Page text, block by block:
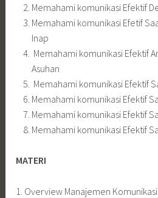
Memahami komunikasi Efektif
Memahami komunikasi Efetif
Inap
Memahami komunikasi Efektif
Asuhan
Memahami komunikasi Efektif
Memahami komunikasi Efektif
Memahami komunikasi Efektif
Memahami komunikasi Efektif
MATERI
1. Overview Manajemen